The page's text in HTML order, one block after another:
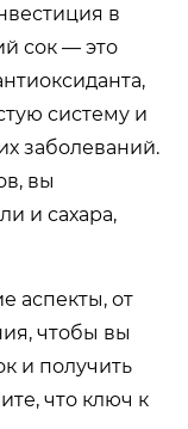
в
сок — это
систему и
заболеваний.
вы
и сахара,
аспекты, от
чтобы вы
и получить
что ключ к